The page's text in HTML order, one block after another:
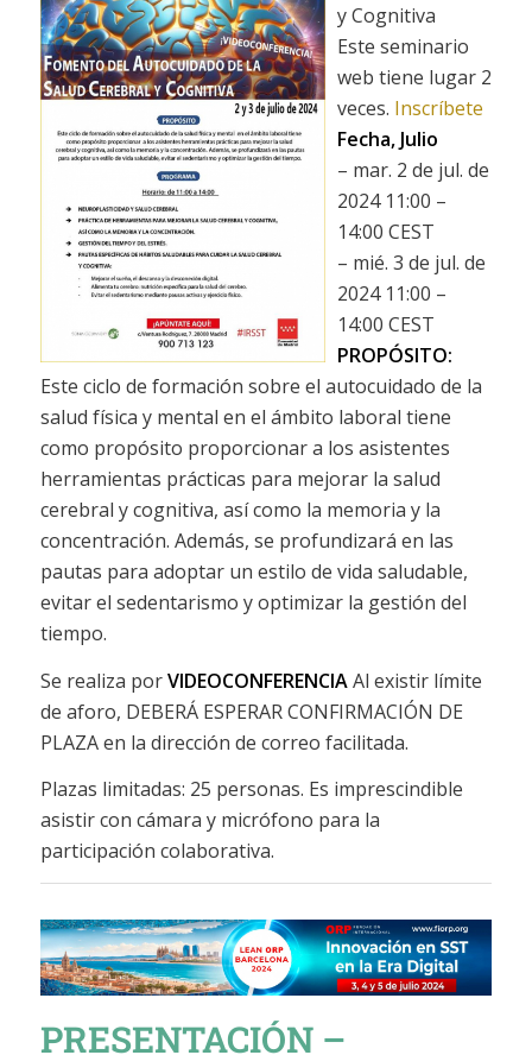
y Cognitiva
Este seminario
web tiene lugar 2
veces. Inscríbete
Fecha, Julio
– mar. 2 de jul. de
2024 11:00 –
14:00 CEST
– mié. 3 de jul. de
2024 11:00 –
14:00 CEST
PROPÓSITO:
Este ciclo de formación sobre el autocuidado de la
salud física y mental en el ámbito laboral tiene
como propósito proporcionar a los asistentes
herramientas prácticas para mejorar la salud
cerebral y cognitiva, así como la memoria y la
concentración. Además, se profundizará en las
pautas para adoptar un estilo de vida saludable,
evitar el sedentarismo y optimizar la gestión del
tiempo.
Se realiza porVIDEOCONFERENCIAAl existir límite
de aforo, DEBERÁ ESPERAR CONFIRMACIÓN DE
PLAZA en la dirección de correo facilitada.
Plazas limitadas: 25 personas. Es imprescindible
asistir con cámara y micrófono para la
participación colaborativa.
PRESENTACIÓN –